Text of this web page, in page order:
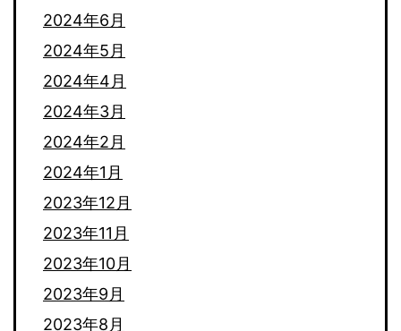
2024年6月
2024年5月
2024年4月
2024年3月
2024年2月
2024年1月
2023年12月
2023年11月
2023年10月
2023年9月
2023年8月